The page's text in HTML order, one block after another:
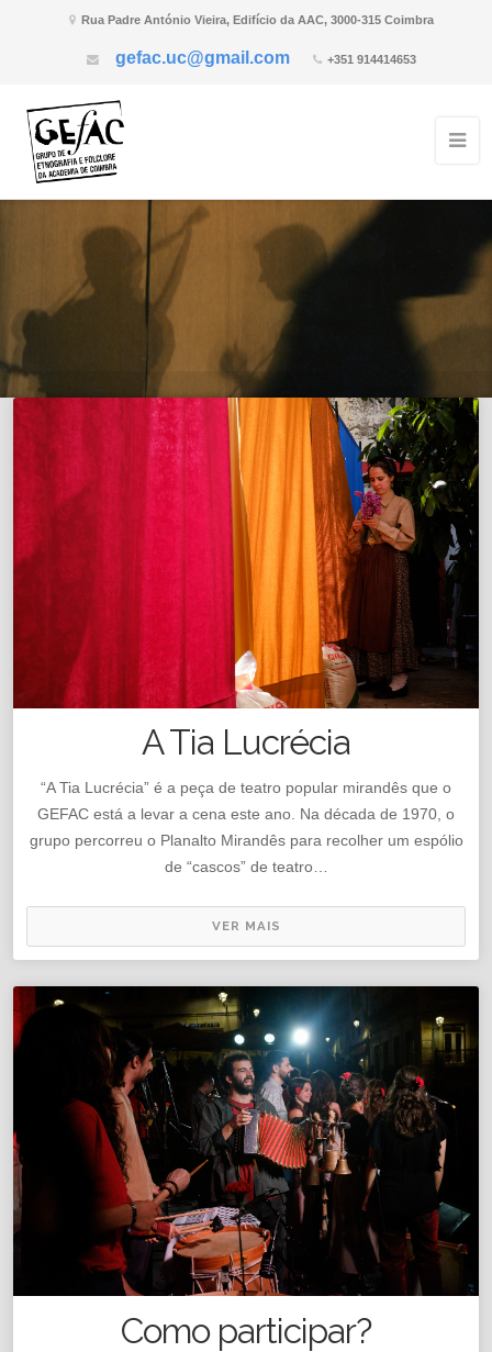
Rua Padre António Vieira, Edifício da AAC, 3000-315 Coimbra
gefac.uc@gmail.com +351 914414653
A Tia Lucrécia
“A Tia Lucrécia” é a peça de teatro popular mirandês que o
GEFAC está a levar a cena este ano. Na década de 1970, o
grupo percorreu o Planalto Mirandês para recolher um espólio
de “cascos” de teatro…
VER MAIS
Como participar?